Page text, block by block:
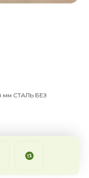
мм СТАЛЬ БЕЗ